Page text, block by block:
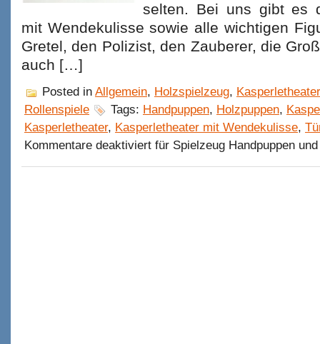
selten. Bei uns gibt es
mit Wendekulisse sowie alle wichtigen
Gretel, den Polizist, den Zauberer, die
auch […]
Posted in Allgemein, Holzspielzeug,
Rollenspiele
Tags: Handpuppen, Holzpuppen,
Kasperletheater, Kasperletheater mit Wendekulisse,
Kommentare deaktiviert für Spielzeug Handpuppen